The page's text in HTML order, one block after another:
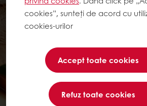
cookies”, sunteți de acord cu
cookies-urilor
Accept toate cookies
Refuz toate cookies